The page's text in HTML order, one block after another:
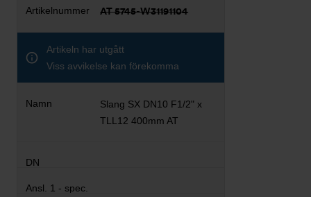
AT 5745-W31191104
Artikeln har utgått
Viss avvikelse kan förekomma
Slang SX DN10 F1/2" x
TLL12 400mm AT